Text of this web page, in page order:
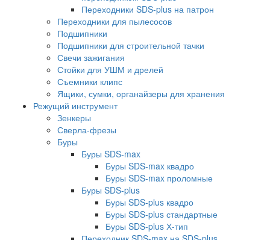
Переходники SDS-plus на патрон
Переходники для пылесосов
Подшипники
Подшипники для строительной тачки
Свечи зажигания
Стойки для УШМ и дрелей
Съемники клипс
Ящики, сумки, органайзеры для хранения
Режущий инструмент
Зенкеры
Сверла-фрезы
Буры
Буры SDS-max
Буры SDS-max квадро
Буры SDS-max проломные
Буры SDS-plus
Буры SDS-plus квадро
Буры SDS-plus стандартные
Буры SDS-plus Х-тип